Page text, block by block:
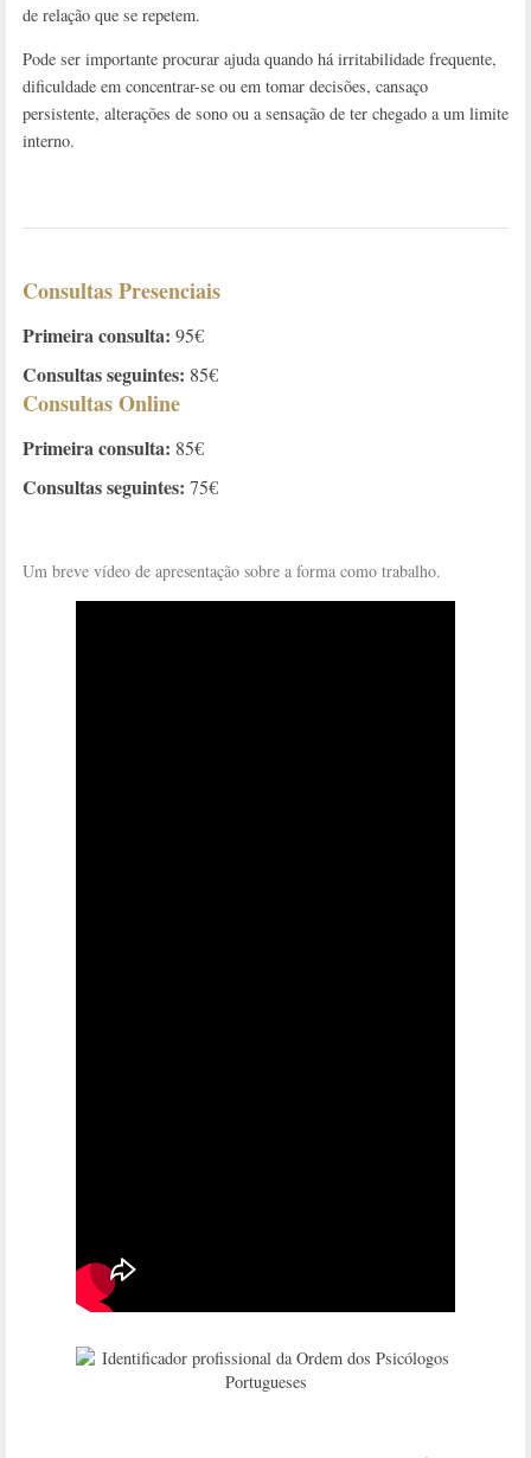
de relação que se repetem.
Pode ser importante procurar ajuda quando há irritabilidade frequente,
dificuldade em concentrar-se ou em tomar decisões, cansaço
persistente, alterações de sono ou a sensação de ter chegado a um limite
interno.
Consultas Presenciais
Primeira consulta: 95€
Consultas seguintes: 85€
Consultas Online
Primeira consulta: 85€
Consultas seguintes: 75€
Um breve vídeo de apresentação sobre a forma como trabalho.